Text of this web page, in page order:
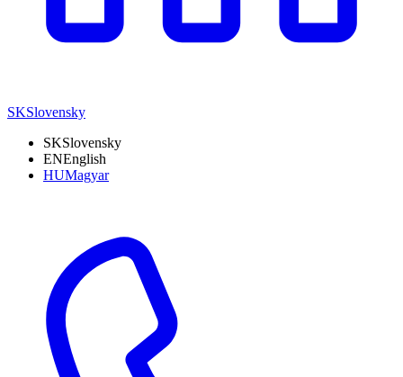
SKSlovensky
SKSlovensky
ENEnglish
HUMagyar